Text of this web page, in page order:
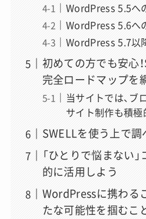
WordPress 5.5へ
WordPress 5.6へ
WordPress 5.7以
初めての方でも安心
完全ロードマップを網
当サイトでは、ブ
サイト制作も積
SWELLを使う上で
「ひとりで悩まない
的に活用しよう
WordPressに携わる
たな可能性を掴むこ